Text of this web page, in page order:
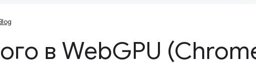
в WebGPU